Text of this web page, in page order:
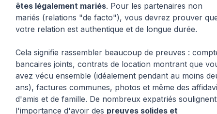
êtes légalement mariés. Pour les partenaires non
mariés (relations "de facto"), vous devrez prouver
votre relation est authentique et de longue durée.
Cela signifie rassembler beaucoup de preuves :
bancaires joints, contrats de location montrant que
avez vécu ensemble (idéalement pendant au moins
ans), factures communes, photos et même des
d'amis et de famille. De nombreux expatriés soulignent
l'importance d'avoir des preuves solides et